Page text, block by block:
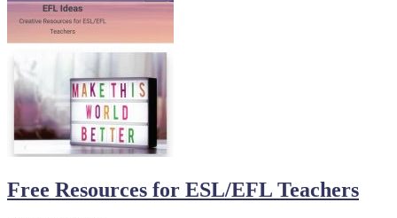
Free Resources for ESL/EFL Teachers